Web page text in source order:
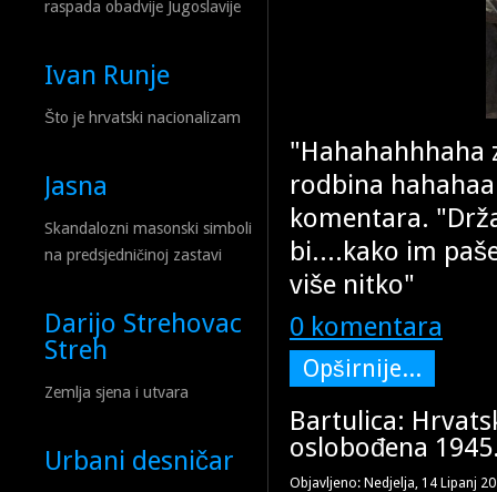
raspada obadvije Jugoslavije
Ivan Runje
Što je hrvatski nacionalizam
Jasna
Skandalozni masonski simboli
na predsjedničinoj zastavi
Darijo Strehovac
Streh
Zemlja sjena i utvara
Urbani desničar
"Hahahahhhaha
rodbina
komentara.
bi....kako im
više nitko"
0 komentara
Opširnije...
Bartulica:
oslobođena
Objavljeno: Nedjelja, 14 Lipanj